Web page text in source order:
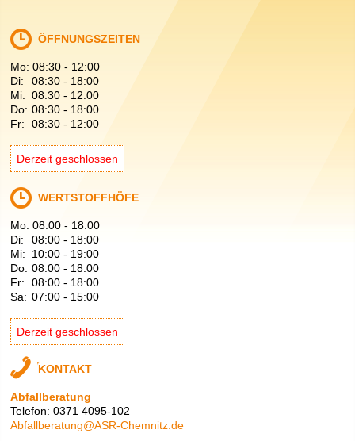
ÖFFNUNGSZEITEN
Mo: 08:30- 12:00
Di:
08:30- 18:00
Mi: 08:30- 12:00
Do: 08:30- 18:00
Fr:
08:30- 12:00
Derzeit geschlossen
WERTSTOFFHÖFE
Mo: 08:00- 18:00
Di:
08:00- 18:00
Mi:
10:00- 19:00
Do: 08:00- 18:00
Fr:
08:00- 18:00
Sa: 07:00- 15:00
Derzeit geschlossen
KONTAKT
Abfallberatung
Telefon: 0371 4095-102
Abfallberatung@ASR-Chemnitz.de